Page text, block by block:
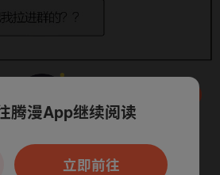
腾漫App免费看
App阅读，可打开App新用
户7天免费看
腾漫App继续阅读
立即前往